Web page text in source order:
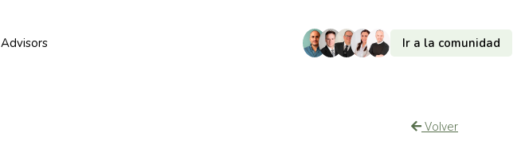
Advisors Ir a la comunidad
Volver